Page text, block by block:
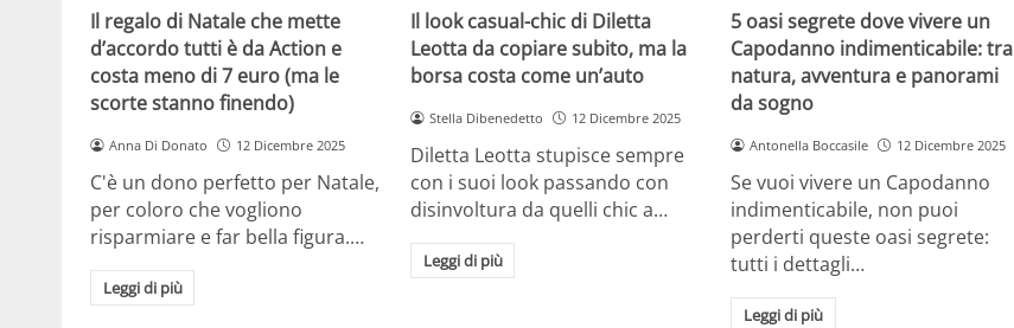
Il regalo di Natale che mette
d’accordo tutti è da Action e
costa meno di 7 euro (ma le
scorte stanno finendo)
Anna Di Donato 12 Dicembre 2025
C'è un dono perfetto per Natale,
per coloro che vogliono
risparmiare e far bella figura.…
Leggi di più
Il look casual-chic di Diletta
Leotta da copiare subito, ma la
borsa costa come un’auto
Stella Dibenedetto 12 Dicembre 2025
Diletta Leotta stupisce sempre
con i suoi look passando con
disinvoltura da quelli chic a…
Leggi di più
5 oasi segrete dove vivere un
Capodanno indimenticabile: tra
natura, avventura e panorami
da sogno
Antonella Boccasile 12 Dicembre 2025
Se vuoi vivere un Capodanno
indimenticabile, non puoi
perderti queste oasi segrete:
tutti i dettagli…
Leggi di più